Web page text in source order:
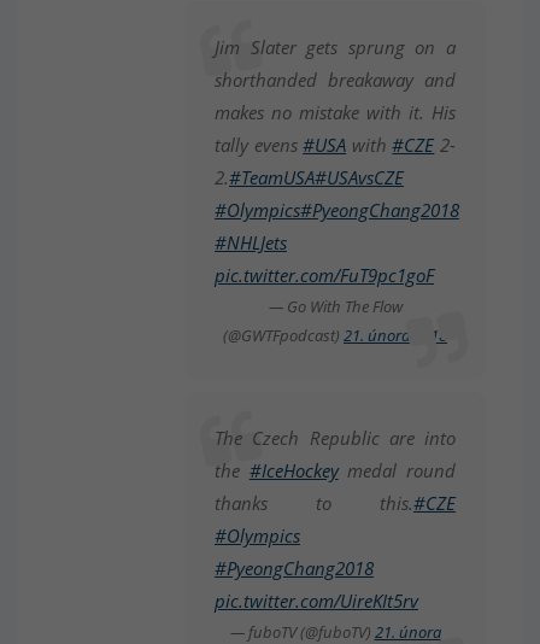
Jim Slater gets sprung on a
shorthanded breakaway and
makes no mistake with it. His
tally evens#USA with#CZE 2-
2.#TeamUSA#USAvsCZE
#Olympics#PyeongChang2018
#NHLJets
pic.twitter.com/FuT9pc1goF
— Go With The Flow
(@GWTFpodcast) 21. února 2018
The Czech Republic are into
the #IceHockeymedal round
thanks to this.#CZE
#Olympics
#PyeongChang2018
pic.twitter.com/UireKIt5rv
— fuboTV (@fuboTV) 21. února